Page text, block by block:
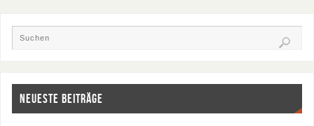
NEUESTE BEITRÄGE